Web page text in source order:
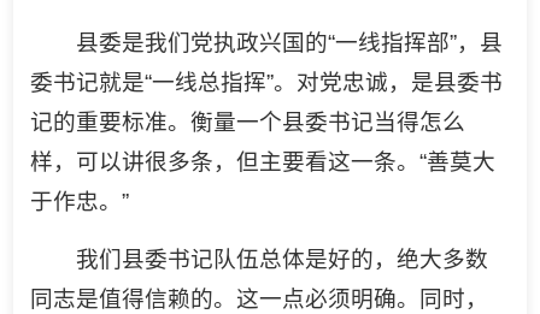
县委是我们党执政兴国的“一线指挥部”，县
委书记就是“一线总指挥”。对党忠诚，是县委书
记的重要标准。衡量一个县委书记当得怎么
样，可以讲很多条，但主要看这一条。“善莫大
于作忠。”
我们县委书记队伍总体是好的，绝大多数
同志是值得信赖的。这一点必须明确。同时，